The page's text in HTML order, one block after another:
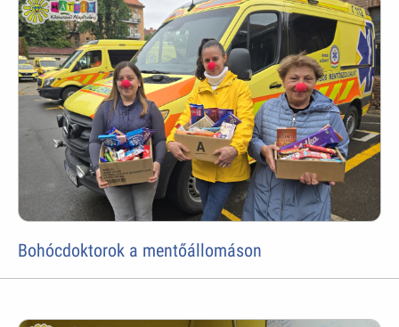
Bohócdoktorok a mentőállomáson